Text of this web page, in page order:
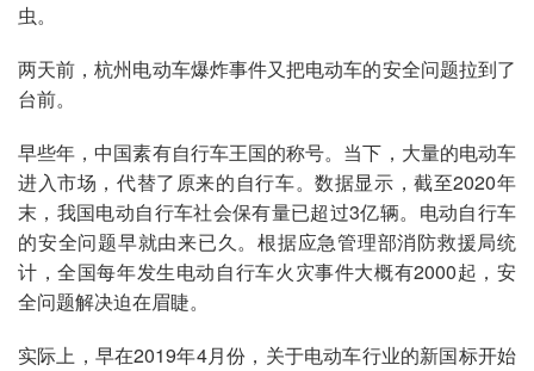
虫。
两天前，杭州电动车爆炸事件又把电动车的安全问题拉到了
台前。
早些年，中国素有自行车王国的称号。当下，大量的电动车
进入市场，代替了原来的自行车。数据显示，截至2020年
末，我国电动自行车社会保有量已超过3亿辆。电动自行车
的安全问题早就由来已久。根据应急管理部消防救援局统
计，全国每年发生电动自行车火灾事件大概有2000起，安
全问题解决迫在眉睫。
实际上，早在2019年4月份，关于电动车行业的新国标开始